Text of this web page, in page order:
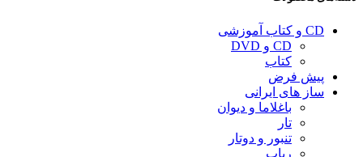
CD و کتاب آموزشی
CD و DVD
کتاب
پیش فرض
ساز های ایرانی
باغلاما و دیوان
تار
تنبور و دوتار
رباب